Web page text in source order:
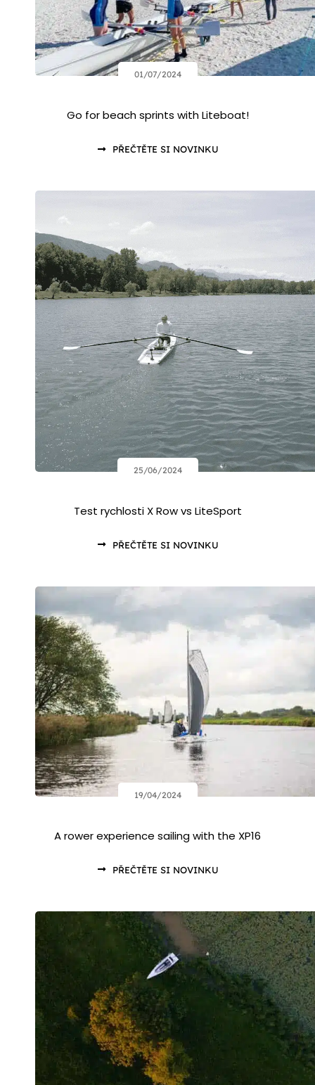
01/07/2024
Go for beach sprints with Liteboat!
PŘEČTĚTE SI NOVINKU
25/06/2024
Test rychlosti X Row vs LiteSport
PŘEČTĚTE SI NOVINKU
19/04/2024
A rower experience sailing with the XP16
PŘEČTĚTE SI NOVINKU